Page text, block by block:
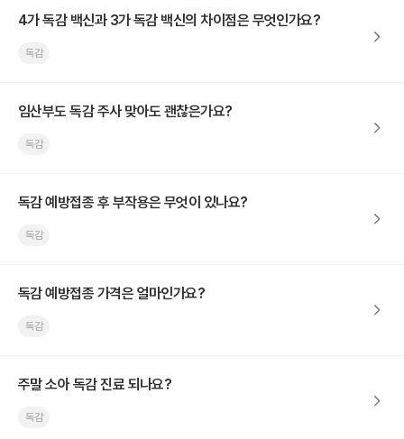
4가 독감 백신과 3가 독감 백신의 차이점은 무엇인가요?
독감
임산부도 독감 주사 맞아도 괜찮은가요?
독감
독감 예방접종 후 부작용은 무엇이 있나요?
독감
독감 예방접종 가격은 얼마인가요?
독감
주말 소아 독감 진료 되나요?
독감